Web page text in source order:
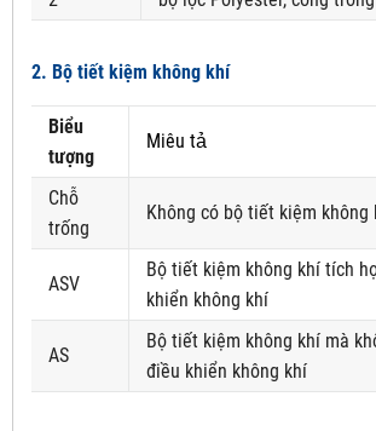
2. Bộ tiết kiệm không khí
Biểu
tượng
Miêu tả
Chỗ
trống
Không có bộ tiết kiệm không
ASV
Bộ tiết kiệm không khí tích
khiển không khí
AS
Bộ tiết kiệm không khí mà
điều khiển không khí